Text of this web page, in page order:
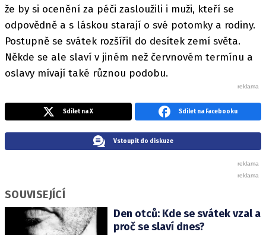
že by si ocenění za péči zasloužili i muži, kteří se
odpovědně a s láskou starají o své potomky a rodiny.
Postupně se svátek rozšířil do desítek zemí světa.
Někde se ale slaví v jiném než červnovém termínu a
oslavy mívají také různou podobu.
Sdílet na X Sdílet na Facebooku
Vstoupit do diskuze
SOUVISEJÍCÍ
Den otců: Kde se svátek vzal a
proč se slaví dnes?